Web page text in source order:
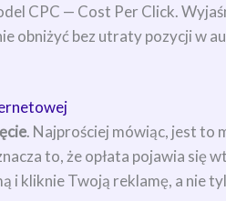
CPC — Cost Per Click.
obniżyć bez utraty pozycji w
. Najprościej mówiąc, jest to
to, że opłata pojawia się
kliknie Twoją reklamę, a nie